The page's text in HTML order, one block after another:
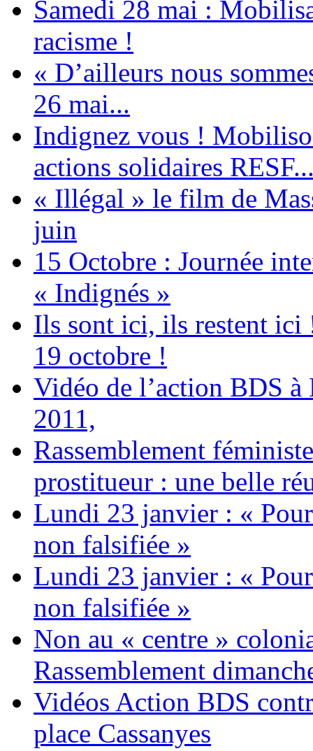
Samedi 28 mai :
racisme !
« D’ailleurs nous
26 mai...
Indignez vous !
actions solidaires
« Illégal » le film de
juin
15 Octobre : Journée
« Indignés »
Ils sont ici, ils restent ici
19 octobre !
Vidéo de l’action BDS
2011,
Rassemblement
prostitueur : une belle
Lundi 23 janvier : «
non falsifiée »
Lundi 23 janvier : «
non falsifiée »
Non au « centre »
Rassemblement
Vidéos Action BDS
place Cassanyes